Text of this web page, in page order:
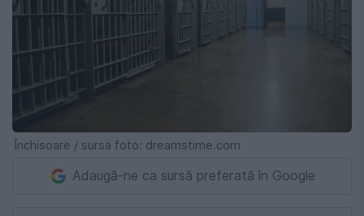
Închisoare / sursa foto: dreamstime.com
Adaugă-ne ca sursă preferată în Google